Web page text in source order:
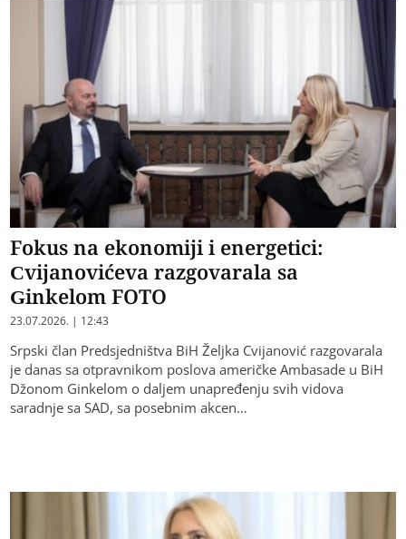
Fokus na ekonomiji i energetici:
Cvijanovićeva razgovarala sa
Ginkelom FOTO
23.07.2026. | 12:43
Srpski član Predsjedništva BiH Željka Cvijanović razgovarala
je danas sa otpravnikom poslova američke Ambasade u BiH
Džonom Ginkelom o daljem unapređenju svih vidova
saradnje sa SAD, sa posebnim akcen…